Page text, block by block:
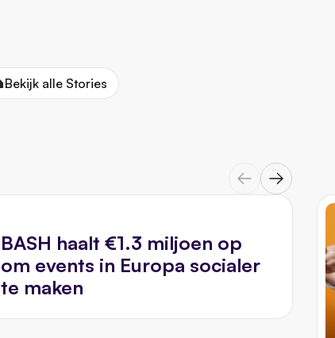
Bekijk alle Stories
BASH haalt €1.3 miljoen op
om events in Europa socialer
te maken